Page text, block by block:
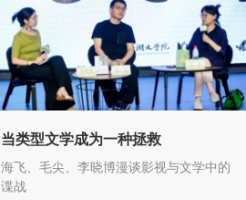
当类型文学成为一种拯救
海飞、毛尖、李晓博漫谈影视与文学中的
谍战